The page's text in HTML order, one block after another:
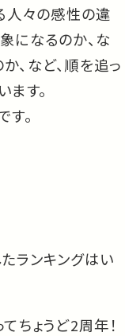
人々の感性の違
になるのか、な
、など、順を追っ
す。
。
ランキングはい
ちょうど2周年！